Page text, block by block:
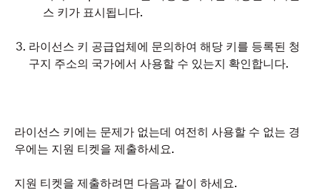
스 키가 표시됩니다.
라이선스 키 공급업체에 문의하여 해당 키를 등록된 청
구지 주소의 국가에서 사용할 수 있는지 확인합니다.
라이선스 키에는 문제가 없는데 여전히 사용할 수 없는 경
우에는 지원 티켓을 제출하세요.
지원 티켓을 제출하려면 다음과 같이 하세요.